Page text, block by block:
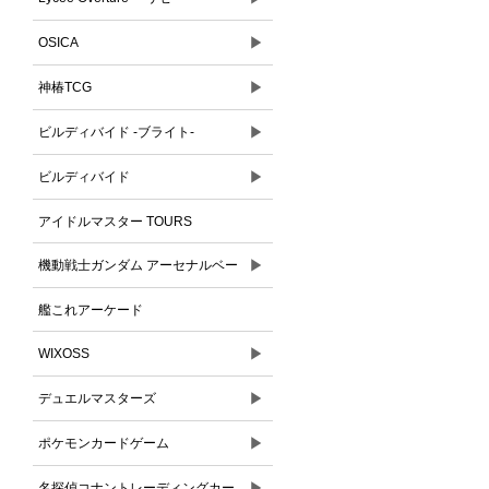
OSICA ▶
神椿TCG ▶
ビルディバイド -ブライト- ▶
ビルディバイド ▶
アイドルマスター TOURS
機動戦士ガンダム アーセナルベー
ス
▶
艦これアーケード
WIXOSS ▶
デュエルマスターズ ▶
ポケモンカードゲーム ▶